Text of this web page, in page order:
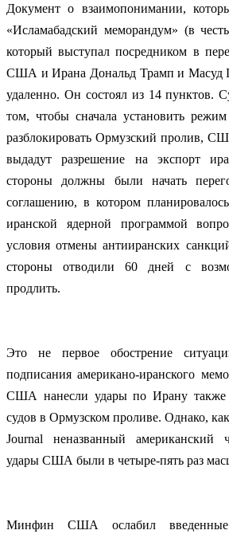
Документ о взаимопонимании,
«Исламабадский меморандум» (в
который выступал посредником в
США и Ирана Дональд Трамп и Масуд
удаленно. Он состоял из 14 пунктов.
том, чтобы сначала установить
разблокировать Ормузский пролив,
выдадут разрешение на экспорт
стороны должны были начать
соглашению, в котором
иранской ядерной программой
условия отмены антииранских
стороны отводили 60 дней с
продлить.
Это не первое обострение
подписания американо-иранского
США нанесли удары по Ирану также
судов в Ормузском проливе. Однако,
Journal неназванный американский
удары США были в четыре-пять раз
Минфин США ослабил введенные